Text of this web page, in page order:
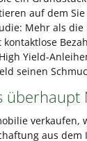
auf dem
Mehr als
Yield-
seinen
überhaupt
verkaufen,
aus dem